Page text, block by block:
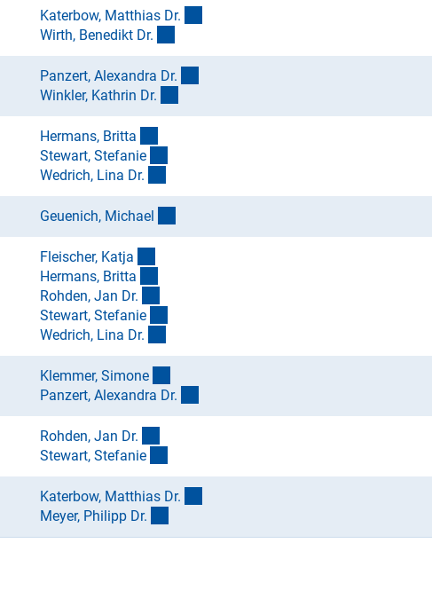
Katerbow, Matthias Dr.
Wirth, Benedikt Dr.
Panzert, Alexandra Dr.
Winkler, Kathrin Dr.
Hermans, Britta
Stewart, Stefanie
Wedrich, Lina Dr.
Geuenich, Michael
Fleischer, Katja
Hermans, Britta
Rohden, Jan Dr.
Stewart, Stefanie
Wedrich, Lina Dr.
Klemmer, Simone
Panzert, Alexandra Dr.
Rohden, Jan Dr.
Stewart, Stefanie
Katerbow, Matthias Dr.
Meyer, Philipp Dr.